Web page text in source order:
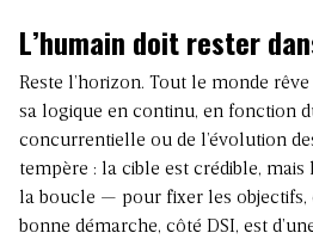
L’humain doit rester
Reste l’horizon. Tout le monde rêve
sa logique en continu, en fonction
concurrentielle ou de l’évolution
tempère : la cible est crédible, mais
la boucle — pour fixer les objectifs,
bonne démarche, côté DSI, est